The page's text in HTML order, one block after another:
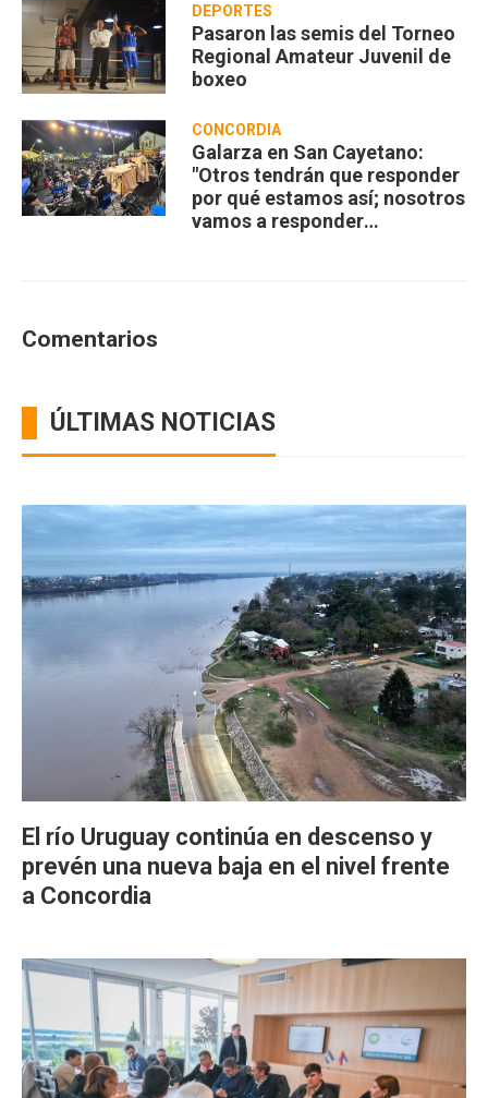
DEPORTES
Pasaron las semis del Torneo
Regional Amateur Juvenil de
boxeo
CONCORDIA
Galarza en San Cayetano:
"Otros tendrán que responder
por qué estamos así; nosotros
vamos a responder
Comentarios
ÚLTIMAS NOTICIAS
El río Uruguay continúa en descenso y
prevén una nueva baja en el nivel frente
a Concordia